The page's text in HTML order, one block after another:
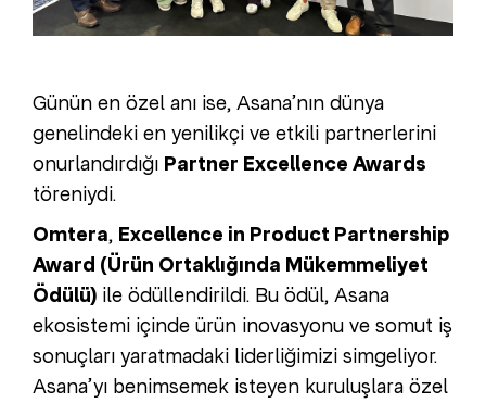
Günün en özel anı ise, Asana’nın dünya
genelindeki en yenilikçi ve etkili partnerlerini
onurlandırdığı Partner Excellence Awards
töreniydi.
Omtera, Excellence in Product Partnership
Award (Ürün Ortaklığında Mükemmeliyet
Ödülü) ile ödüllendirildi. Bu ödül, Asana
ekosistemi içinde ürün inovasyonu ve somut iş
sonuçları yaratmadaki liderliğimizi simgeliyor.
Asana’yı benimsemek isteyen kuruluşlara özel